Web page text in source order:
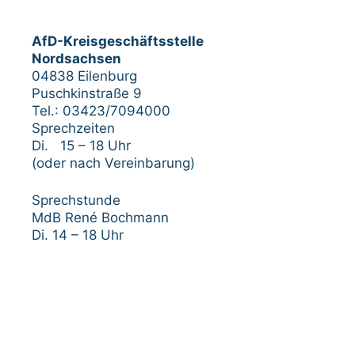
AfD-Kreisgeschäftsstelle
Nordsachsen
04838 Eilenburg
Puschkinstraße 9
Tel.: 03423/7094000
Sprechzeiten
Di. 15 – 18 Uhr
(oder nach Vereinbarung)
Sprechstunde
MdB René Bochmann
Di. 14 – 18 Uhr